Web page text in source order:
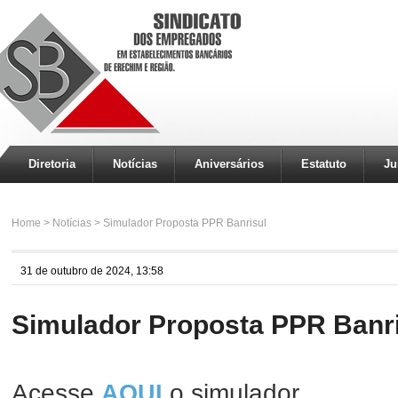
Diretoria Notícias Aniversários Estatuto
Home > Notícias > Simulador Proposta PPR Banrisul
31 de outubro de 2024, 13:58
Simulador Proposta PPR